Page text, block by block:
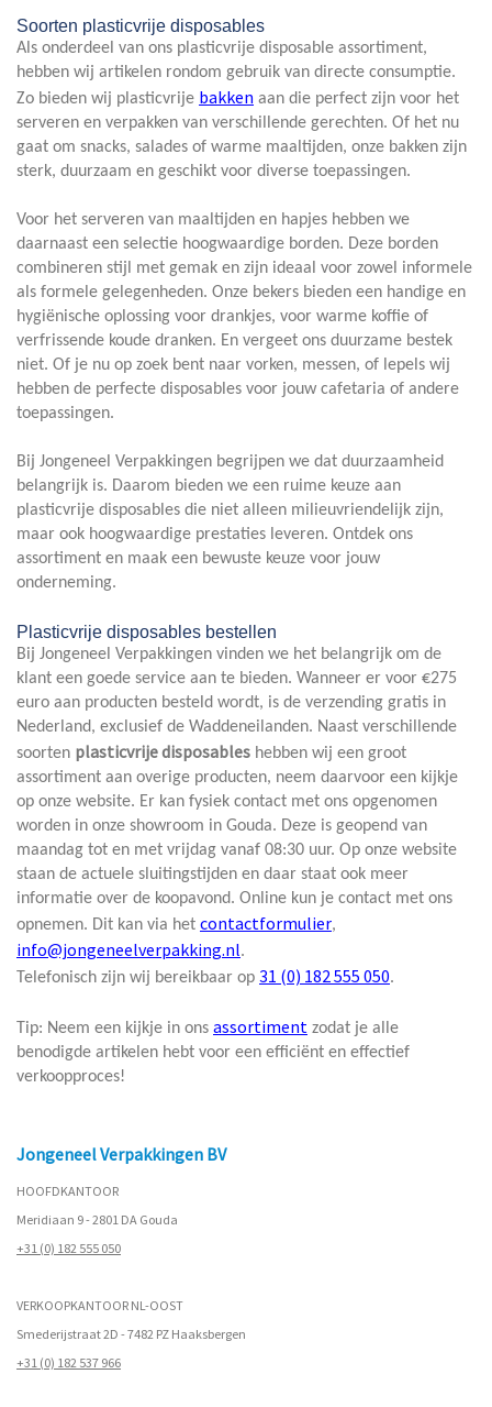
Soorten plasticvrije disposables
Als onderdeel van ons plasticvrije disposable assortiment,
hebben wij artikelen rondom gebruik van directe consumptie.
Zo bieden wij plasticvrije bakken aan die perfect zijn voor het
serveren en verpakken van verschillende gerechten. Of het nu
gaat om snacks, salades of warme maaltijden, onze bakken zijn
sterk, duurzaam en geschikt voor diverse toepassingen.
Voor het serveren van maaltijden en hapjes hebben we
daarnaast een selectie hoogwaardige borden. Deze borden
combineren stijl met gemak en zijn ideaal voor zowel informele
als formele gelegenheden. Onze bekers bieden een handige en
hygiënische oplossing voor drankjes, voor warme koffie of
verfrissende koude dranken. En vergeet ons duurzame bestek
niet. Of je nu op zoek bent naar vorken, messen, of lepels wij
hebben de perfecte disposables voor jouw cafetaria of andere
toepassingen.
Bij Jongeneel Verpakkingen begrijpen we dat duurzaamheid
belangrijk is. Daarom bieden we een ruime keuze aan
plasticvrije disposables die niet alleen milieuvriendelijk zijn,
maar ook hoogwaardige prestaties leveren. Ontdek ons
assortiment en maak een bewuste keuze voor jouw
onderneming.
Plasticvrije disposables bestellen
Bij Jongeneel Verpakkingen vinden we het belangrijk om de
klant een goede service aan te bieden. Wanneer er voor €275
euro aan producten besteld wordt, is de verzending gratis in
Nederland, exclusief de Waddeneilanden. Naast verschillende
soorten plasticvrije disposables hebben wij een groot
assortiment aan overige producten, neem daarvoor een kijkje
op onze website. Er kan fysiek contact met ons opgenomen
worden in onze showroom in Gouda. Deze is geopend van
maandag tot en met vrijdag vanaf 08:30 uur. Op onze website
staan de actuele sluitingstijden en daar staat ook meer
informatie over de koopavond. Online kun je contact met ons
opnemen. Dit kan via het contactformulier,
info@jongeneelverpakking.nl.
Telefonisch zijn wij bereikbaar op 31 (0) 182 555 050.
Tip: Neem een kijkje in ons assortiment zodat je alle
benodigde artikelen hebt voor een efficiënt en effectief
verkoopproces!
Jongeneel Verpakkingen BV
HOOFDKANTOOR
Meridiaan 9 - 2801 DA Gouda
+31 (0) 182 555 050
VERKOOPKANTOOR NL-OOST
Smederijstraat 2D - 7482 PZ Haaksbergen
+31 (0) 182 537 966